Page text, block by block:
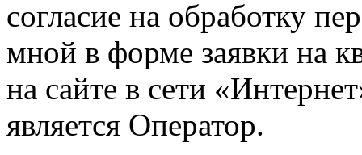
согласие на обработку
мной в форме заявки на
на сайте в сети
является Оператор.